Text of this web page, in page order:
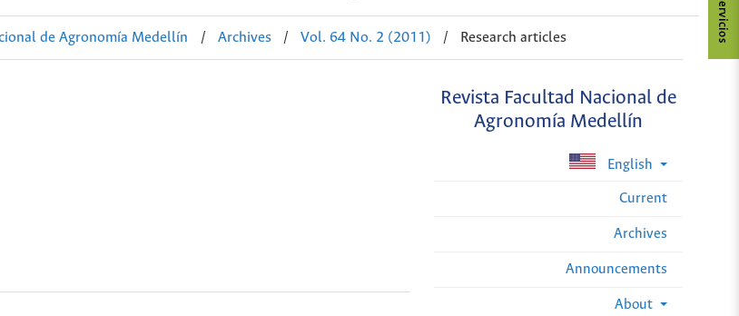
de Agronomía Medellín / Archives / Vol. 64 No. 2 (2011) / Research articles
Revista Facultad Nacional de
Agronomía Medellín
English
Current
Archives
Announcements
About